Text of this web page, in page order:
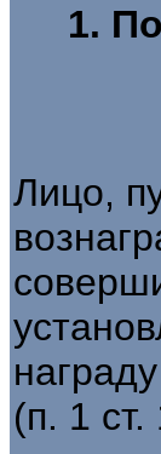
1.
Лицо,
(п. 1